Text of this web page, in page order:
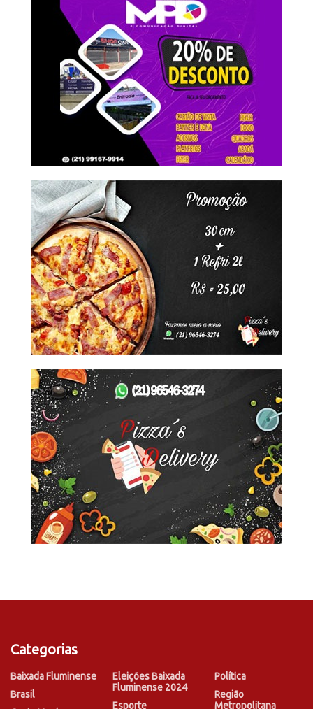
Categorias
Baixada Fluminense
Brasil
Eleições Baixada
Fluminense 2024
Esporte
Política
Região
Metropolitana